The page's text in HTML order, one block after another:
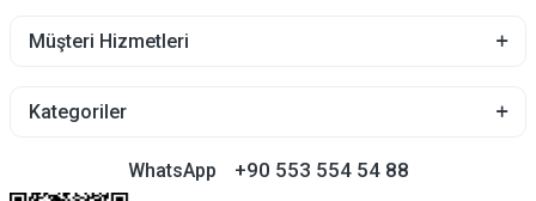
Müşteri Hizmetleri
Kategoriler
WhatsApp +90 553 554 54 88